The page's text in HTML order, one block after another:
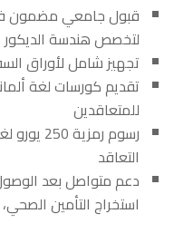
قبول جامعي مضمون في
لتخصص هندسة الديكور
تجهيز شامل لأوراق
للمتعاقدين
رسوم
التعاقد
دعم متواصل بعد
استخراج التأمين